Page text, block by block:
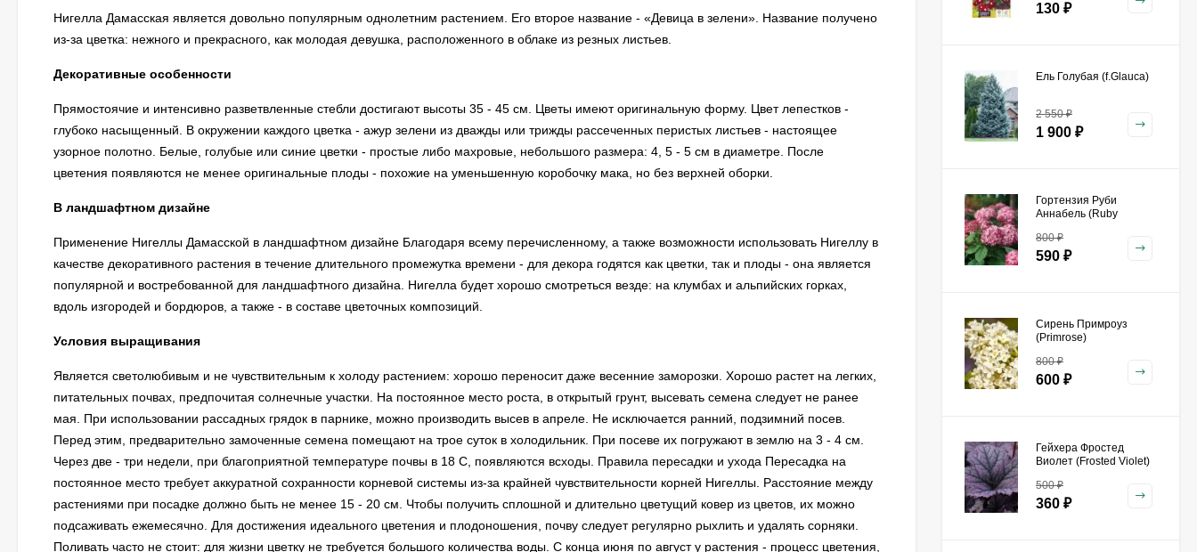
Нигелла Дамасская является довольно популярным однолетним растением. Его второе название - «Девица в зелени». Название получено
из-за цветка: нежного и прекрасного, как молодая девушка, расположенного в облаке из резных листьев.
Декоративные особенности
Прямостоячие и интенсивно разветвленные стебли достигают высоты 35 - 45 см. Цветы имеют оригинальную форму. Цвет лепестков -
глубоко насыщенный. В окружении каждого цветка - ажур зелени из дважды или трижды рассеченных перистых листьев - настоящее
узорное полотно. Белые, голубые или синие цветки - простые либо махровые, небольшого размера: 4, 5 - 5 см в диаметре. После
цветения появляются не менее оригинальные плоды - похожие на уменьшенную коробочку мака, но без верхней оборки.
В ландшафтном дизайне
Применение Нигеллы Дамасской в ландшафтном дизайне Благодаря всему перечисленному, а также возможности использовать Нигеллу в
качестве декоративного растения в течение длительного промежутка времени - для декора годятся как цветки, так и плоды - она является
популярной и востребованной для ландшафтного дизайна. Нигелла будет хорошо смотреться везде: на клумбах и альпийских горках,
вдоль изгородей и бордюров, а также - в составе цветочных композиций.
Условия выращивания
Является светолюбивым и не чувствительным к холоду растением: хорошо переносит даже весенние заморозки. Хорошо растет на легких,
питательных почвах, предпочитая солнечные участки. На постоянное место роста, в открытый грунт, высевать семена следует не ранее
мая. При использовании рассадных грядок в парнике, можно производить высев в апреле. Не исключается ранний, подзимний посев.
Перед этим, предварительно замоченные семена помещают на трое суток в холодильник. При посеве их погружают в землю на 3 - 4 см.
Через две - три недели, при благоприятной температуре почвы в 18 С, появляются всходы. Правила пересадки и ухода Пересадка на
постоянное место требует аккуратной сохранности корневой системы из-за крайней чувствительности корней Нигеллы. Расстояние между
растениями при посадке должно быть не менее 15 - 20 см. Чтобы получить сплошной и длительно цветущий ковер из цветов, их можно
подсаживать ежемесячно. Для достижения идеального цветения и плодоношения, почву следует регулярно рыхлить и удалять сорняки.
Поливать часто не стоит: для жизни цветку не требуется большого количества воды. С конца июня по август у растения - процесс цветения,
130 ₽
Ель Голубая (f.Glauca)
2 550₽
1 900 ₽
Гортензия Руби
Аннабель (Ruby
800₽
590 ₽
Сирень Примроуз
(Primrose)
800₽
600 ₽
Гейхера Фростед
Виолет (Frosted Violet)
500₽
360 ₽